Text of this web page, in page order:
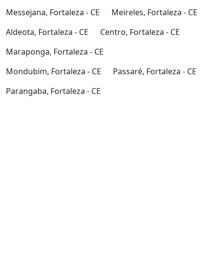
Messejana, Fortaleza - CE
Meireles, Fortaleza - CE
Aldeota, Fortaleza - CE
Centro, Fortaleza - CE
Maraponga, Fortaleza - CE
Mondubim, Fortaleza - CE
Passaré, Fortaleza - CE
Parangaba, Fortaleza - CE